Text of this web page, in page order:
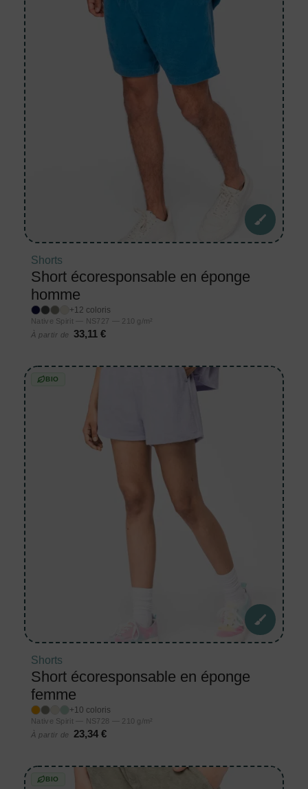
Shorts
Short écoresponsable en éponge
homme
+12 coloris
Native Spirit — NS727 — 210 g/m²
À partir de
33,11 €
BIO
Shorts
Short écoresponsable en éponge
femme
+10 coloris
Native Spirit — NS728 — 210 g/m²
À partir de
23,34 €
BIO